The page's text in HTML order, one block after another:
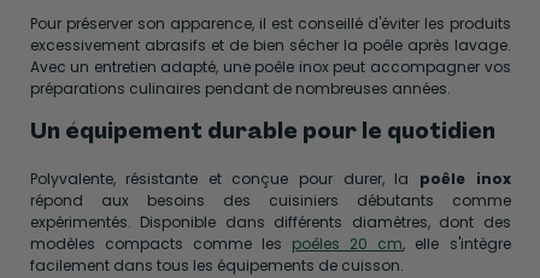
Pour préserver son apparence, il est conseillé d'éviter les produits
excessivement abrasifs et de bien sécher la poêle après lavage.
Avec un entretien adapté, une poêle inox peut accompagner vos
préparations culinaires pendant de nombreuses années.
Un équipement durable pour le quotidien
Polyvalente, résistante et conçue pour durer, la poêle inox
répond aux besoins des cuisiniers débutants comme
expérimentés. Disponible dans différents diamètres, dont des
modèles compacts comme les poêles 20 cm, elle s'intègre
facilement dans tous les équipements de cuisson.